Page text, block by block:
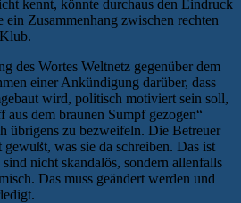
kennt, könnte durchaus den Eindruck
ein Zusammenhang zwischen rechten
des Wortes Weltnetz gegenüber dem
einer Ankündigung darüber, dass
wird, politisch motiviert sein soll,
aus dem braunen Sumpf gezogen“
übrigens zu bezweifeln. Die Betreuer
gewußt, was sie da schreiben. Das ist
nicht skandalös, sondern allenfalls
Das muss geändert werden und